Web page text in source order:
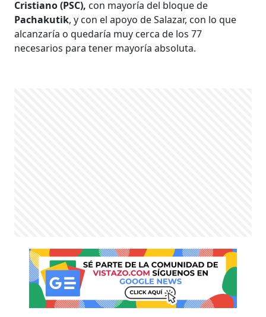
Cristiano (PSC), con mayoría del bloque de
Pachakutik, y con el apoyo de Salazar, con lo que
alcanzaría o quedaría muy cerca de los 77
necesarios para tener mayoría absoluta.